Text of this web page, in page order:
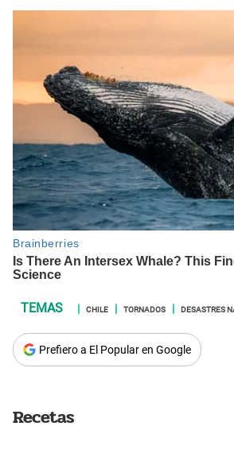
CHILE TORNADOS DESASTRES
Prefiero a El Popular en Google
Recetas